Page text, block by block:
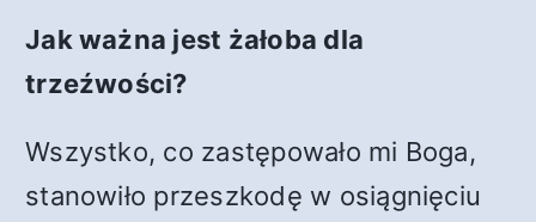
Jak ważna jest żałoba dla
trzeźwości?
Wszystko, co zastępowało mi Boga,
stanowiło przeszkodę w osiągnięciu